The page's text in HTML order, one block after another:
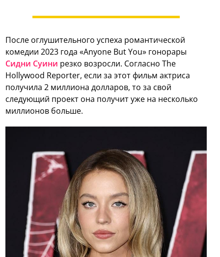
После оглушительного успеха романтической
комедии 2023 года «Anyone But You» гонорары
Сидни Суини резко возросли. Согласно The
Hollywood Reporter, если за этот фильм актриса
получила 2 миллиона долларов, то за свой
следующий проект она получит уже на несколько
миллионов больше.